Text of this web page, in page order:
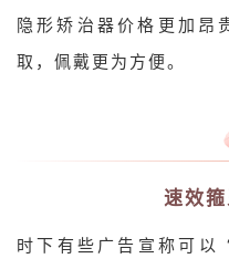
隐形矫治器价格更加昂
取，佩戴更为方便。
速效箍
时下有些广告宣称可以